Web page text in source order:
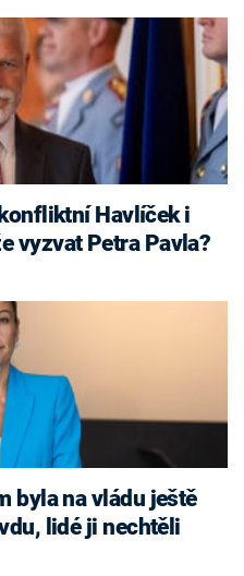
vyzvat Petra Pavla?
byla na vládu ještě
lidé ji nechtěli